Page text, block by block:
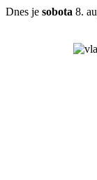
Dnes je sobota 8.